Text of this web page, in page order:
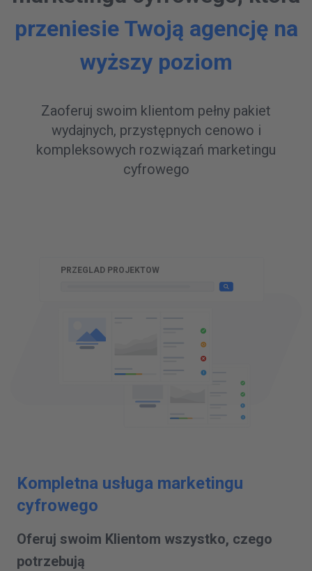
przeniesie Twoją agencję na
wyższy poziom
Zaoferuj swoim klientom pełny pakiet
wydajnych, przystępnych cenowo i
kompleksowych rozwiązań marketingu
cyfrowego
Kompletna usługa marketingu
cyfrowego
Oferuj swoim Klientom wszystko, czego
potrzebują
PRZEGLAD PROJEKTOW